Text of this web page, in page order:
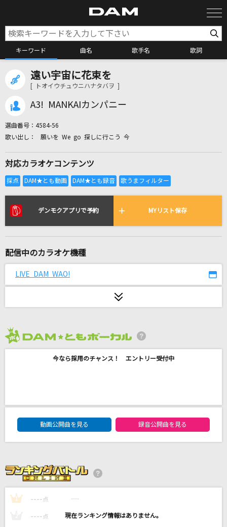
キーワード 曲名 歌手名 歌詞
カラオケ検索
全国りれき
リアルタイムで歌われている曲の一覧
[生音]青と夏
化けの皮 feat. こぼ・かなえる,重音テト,Giga &
MAISONdes
東京VICTORY
アン イビギン カ]
Regine Velasquez [レジン ヴェラスケス]
V.I.P
ズルい女
シャ乱Q
[生音]チェックのワンピース(back number do
遠い宇宙に花束を
[ トオイウチュウニハナタバヲ ]
A3! MANKAIカンパニー
選曲番号： 4584-56
願いを We go 探しに行こう 今
対応カラオケコンテンツ
デンモクアプリで予約 MYリスト保存
配信中のカラオケ機種
LIVE DAM WAO!
今なら採用のチャンス！ エントリー受付中
DAM★ともボーカルエントリーランキング
動画公開曲を見る
録音公開曲を見る
1 ---- 点 ----
---- 点 ----